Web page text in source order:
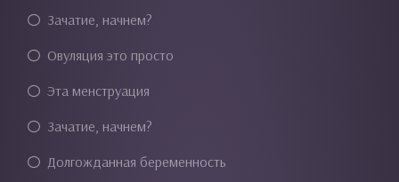
Зачатие, начнем?
Овуляция это просто
Эта менструация
Зачатие, начнем?
Долгожданная беременность